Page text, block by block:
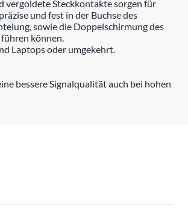
vergoldete Steckkontakte sorgen für
und fest in der Buchse des
sowie die Doppelschirmung des
können.
Laptops oder umgekehrt.
bessere Signalqualität auch bei hohen